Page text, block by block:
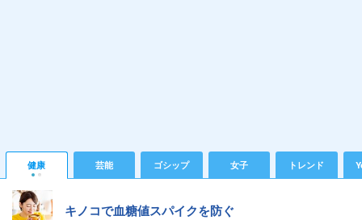
健康 芸能 ゴシップ 女子 トレンド
キノコで血糖値スパイクを防ぐ